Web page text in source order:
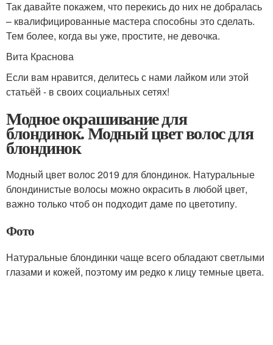
Так давайте покажем, что перекись до них не добралась
– квалифицированные мастера способны это сделать.
Тем более, когда вы уже, простите, не девочка.
Вита Краснова
Если вам нравится, делитесь с нами лайком или этой
статьёй - в своих социальных сетях!
Модное окрашивание для
блондинок. Модный цвет волос для
блондинок
Модный цвет волос 2019 для блондинок. Натуральные
блондинистые волосы можно окрасить в любой цвет,
важно только чтоб он подходит даме по цветотипу.
Фото
Натуральные блондинки чаще всего обладают светлыми
глазами и кожей, поэтому им редко к лицу темные цвета.